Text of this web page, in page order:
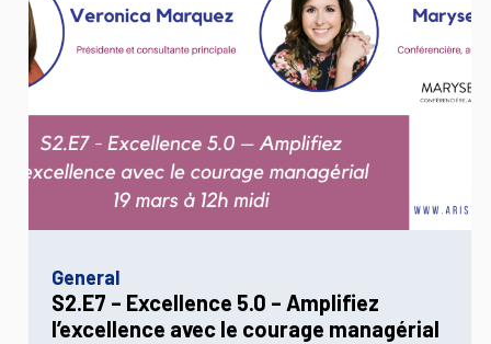
General
S2.E7 – Excellence 5.0 – Amplifiez
l’excellence avec le courage managérial